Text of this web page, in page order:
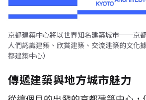
京都建築中心將以世界知名建築城市──京
人們認識建築、欣賞建築、交流建築的文化
都建築中心）
傳遞建築與地方城市魅力